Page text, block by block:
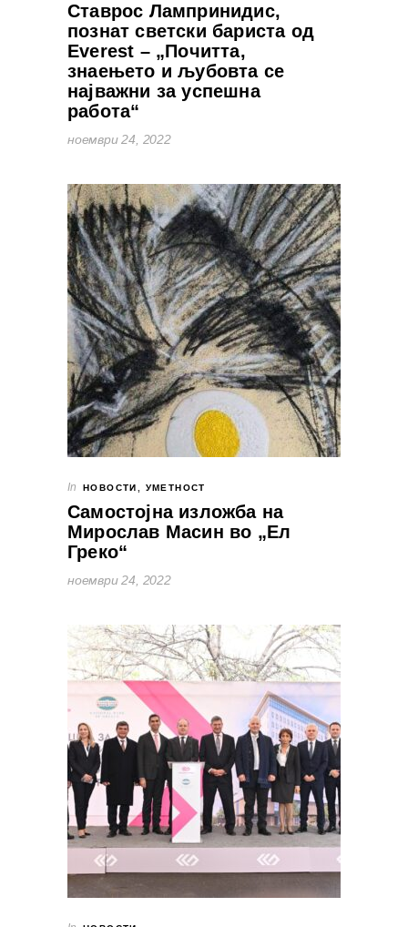
Ставрос Лампринидис,
познат светски бариста од
Everest – „Почитта,
знаењето и љубовта се
најважни за успешна
работа“
ноември 24, 2022
In НОВОСТИ , УМЕТНОСТ
Самостојна изложба на
Мирослав Масин во „Ел
Греко“
ноември 24, 2022